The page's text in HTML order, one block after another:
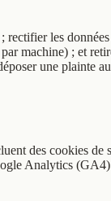
les
machine) ; et
une plainte
des cookies
Analytics